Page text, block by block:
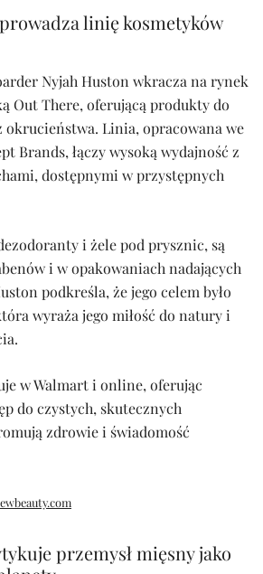
linię kosmetyków
Nyjah Huston wkracza na rynek
Out There, oferującą produkty do
okrucieństwa. Linia, opracowana we
Brands, łączy wysoką wydajność z
dostępnymi w przystępnych
i żele pod prysznic, są
i w opakowaniach nadających
podkreśla, że jego celem było
wyraża jego miłość do natury i
w Walmart i online, oferując
do czystych, skutecznych
zdrowie i świadomość
przemysł mięsny jako